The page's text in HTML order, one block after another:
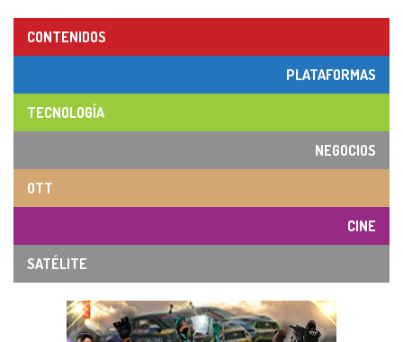
CONTENIDOS
PLATAFORMAS
TECNOLOGÍA
NEGOCIOS
OTT
CINE
SATÉLITE